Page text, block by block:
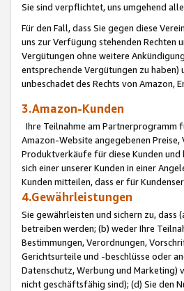
Sie sind verpflichtet, uns umgehend
Für den Fall, dass Sie gegen diese
uns zur Verfügung stehenden Rechten
Vergütungen ohne weitere
entsprechende Vergütungen zu
unbeschadet des Rechts von Amazon,
3.Amazon-Kunden
Ihre Teilnahme am Partnerprogramm
Amazon-Website angegebenen
Produktverkäufe für diese Kunden
sich einer unserer Kunden in einer
Kunden mitteilen, dass er für
4.Gewährleistungen
Sie gewährleisten und sichern zu,
betreiben werden; (b) weder Ihre
Bestimmungen, Verordnungen,
Gerichtsurteile und -beschlüsse oder
Datenschutz, Werbung und Marketing)
nicht geschäftsfähig sind); (d) Sie den